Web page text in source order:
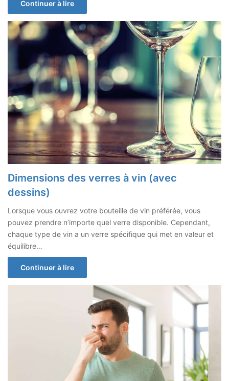
Continuer à lire
Dimensions des verres à vin (avec
dessins)
Lorsque vous ouvrez votre bouteille de vin préférée, vous
pouvez prendre n’importe quel verre disponible. Cependant,
chaque type de vin a un verre spécifique qui met en valeur et
équilibre…
Continuer à lire